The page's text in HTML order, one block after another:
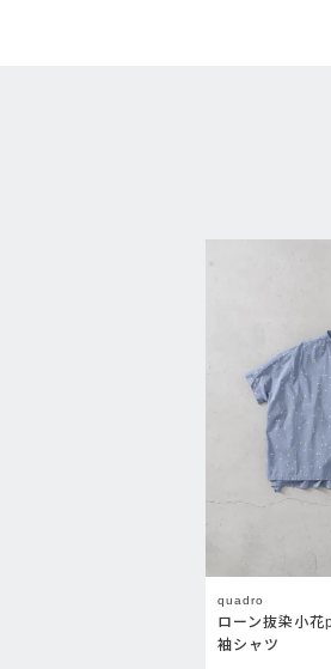
quadro
ローン抜染小花
袖シャツ